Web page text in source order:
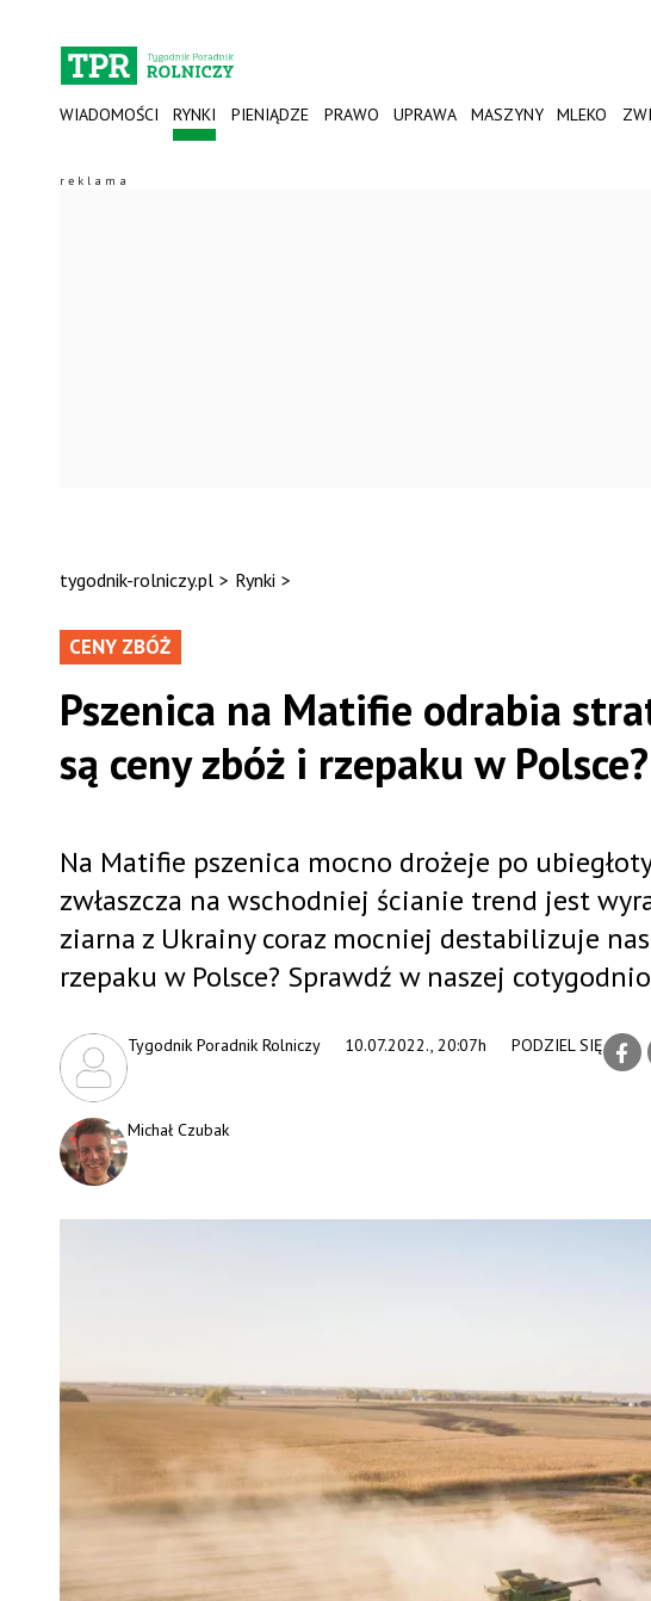
WIADOMOŚCI RYNKI PIENIĄDZE PRAWO UPRAWA MASZYNY MLEKO
tygodnik-rolniczy.pl > Rynki >
CENY ZBÓŻ
Pszenica na Matifie odrabia
są ceny zbóż i rzepaku w Polsce?
10.07.2022., 20:07h
Tygodnik Poradnik Rolniczy
Michał Czubak
PODZIEL SIĘ
Na Matifie pszenica mocno drożeje po
zwłaszcza na wschodniej ścianie trend jest
ziarna z Ukrainy coraz mocniej destabilizuje
rzepaku w Polsce? Sprawdź w naszej